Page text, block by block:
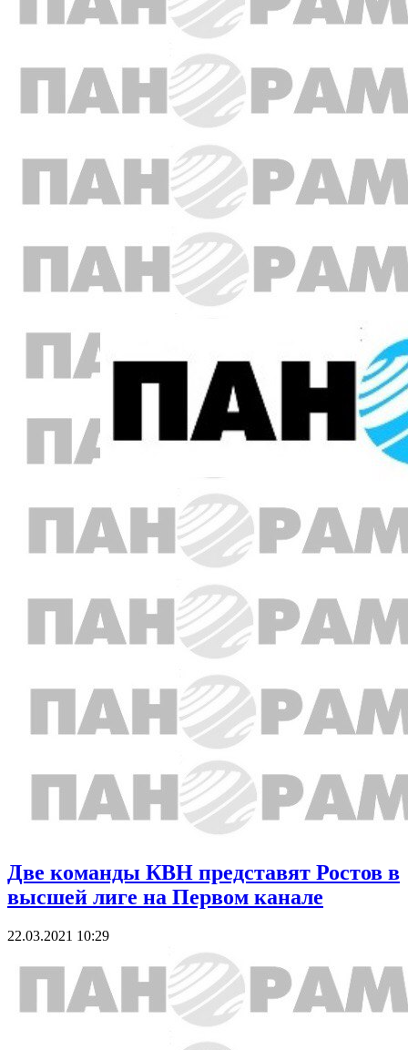
Две команды КВН представят Ростов в
высшей лиге на Первом канале
22.03.2021 10:29